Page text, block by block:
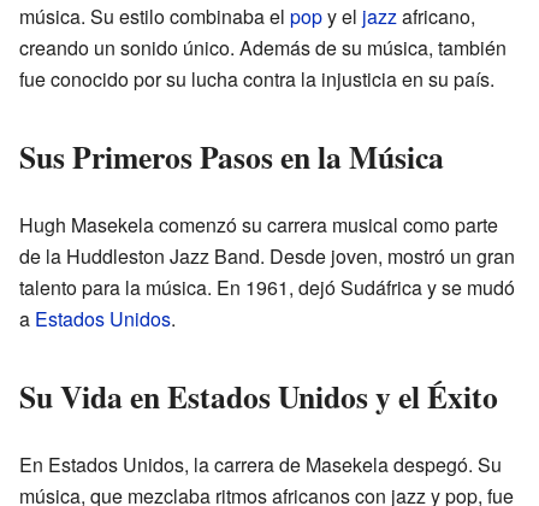
música. Su estilo combinaba el popy el jazzafricano,
creando un sonido único. Además de su música, también
fue conocido por su lucha contra la injusticia en su país.
Sus Primeros Pasos en la Música
Hugh Masekela comenzó su carrera musical como parte
de la Huddleston Jazz Band. Desde joven, mostró un gran
talento para la música. En 1961, dejó Sudáfrica y se mudó
a Estados Unidos.
Su Vida en Estados Unidos y el Éxito
En Estados Unidos, la carrera de Masekela despegó. Su
música, que mezclaba ritmos africanos con jazz y pop, fue